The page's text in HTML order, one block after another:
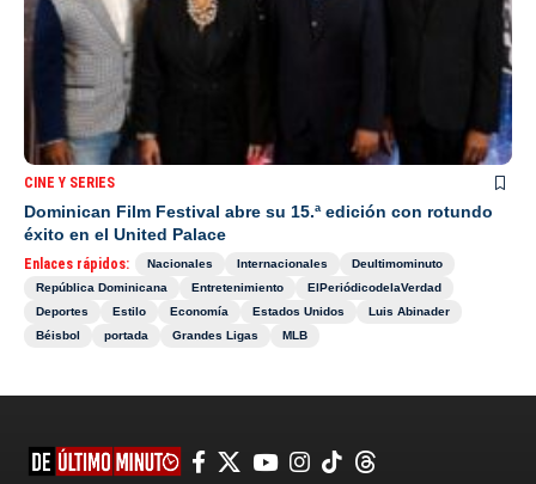
CINE Y SERIES
Dominican Film Festival abre su 15.ª edición con rotundo
éxito en el United Palace
Enlaces rápidos: Nacionales Internacionales
Deultimominuto
República Dominicana
Entretenimiento
ElPeriódicodelaVerdad
Deportes
Estilo Economía Estados Unidos
Luis Abinader
Béisbol
portada Grandes Ligas MLB